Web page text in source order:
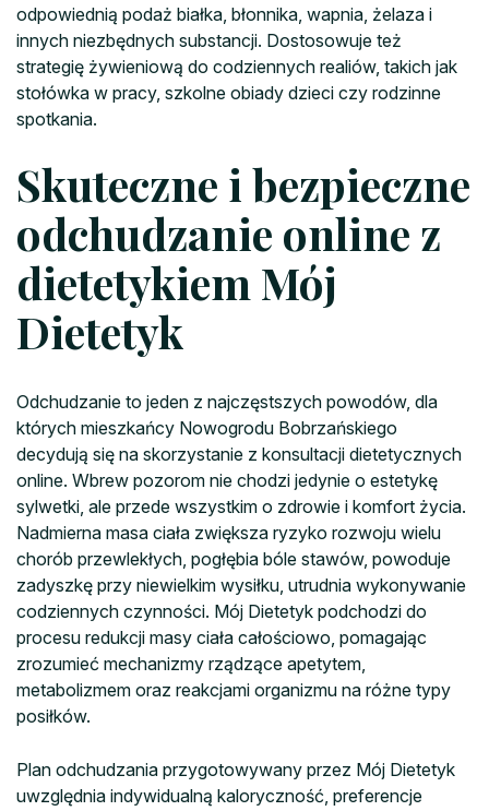
odpowiednią podaż białka, błonnika, wapnia, żelaza i
innych niezbędnych substancji. Dostosowuje też
strategię żywieniową do codziennych realiów, takich jak
stołówka w pracy, szkolne obiady dzieci czy rodzinne
spotkania.
Skuteczne i bezpieczne
odchudzanie online z
dietetykiem Mój
Dietetyk
Odchudzanie to jeden z najczęstszych powodów, dla
których mieszkańcy Nowogrodu Bobrzańskiego
decydują się na skorzystanie z konsultacji dietetycznych
online. Wbrew pozorom nie chodzi jedynie o estetykę
sylwetki, ale przede wszystkim o zdrowie i komfort życia.
Nadmierna masa ciała zwiększa ryzyko rozwoju wielu
chorób przewlekłych, pogłębia bóle stawów, powoduje
zadyszkę przy niewielkim wysiłku, utrudnia wykonywanie
codziennych czynności. Mój Dietetyk podchodzi do
procesu redukcji masy ciała całościowo, pomagając
zrozumieć mechanizmy rządzące apetytem,
metabolizmem oraz reakcjami organizmu na różne typy
posiłków.
Plan odchudzania przygotowywany przez Mój Dietetyk
uwzględnia indywidualną kaloryczność, preferencje